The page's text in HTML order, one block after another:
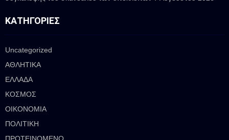
ΚΑΤΗΓΟΡΊΕΣ
Uncategorized
ΑΘΛΗΤΙΚΑ
ΕΛΛΑΔΑ
ΚΟΣΜΟΣ
ΟΙΚΟΝΟΜΙΑ
ΠΟΛΙΤΙΚΗ